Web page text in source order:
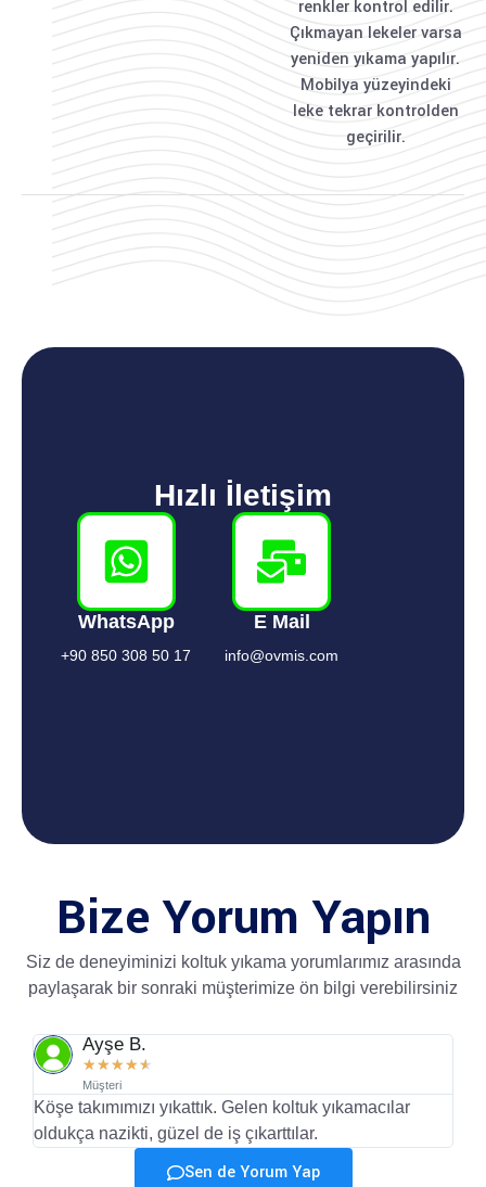
renkler kontrol edilir.
Çıkmayan lekeler varsa
yeniden yıkama yapılır.
Mobilya yüzeyindeki
leke tekrar kontrolden
geçirilir.
Hızlı İletişim
WhatsApp
+90 850 308 50 17
E Mail
info@ovmis.com
Bize Yorum Yapın
Siz de deneyiminizi koltuk yıkama yorumlarımız arasında
paylaşarak bir sonraki müşterimize ön bilgi verebilirsiniz
Ayşe B.
★★★★★
Müşteri
Köşe takımımızı yıkattık. Gelen koltuk yıkamacılar
oldukça nazikti, güzel de iş çıkarttılar.
Sen de Yorum Yap